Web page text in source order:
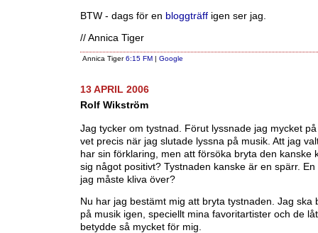
BTW - dags för en bloggträff igen ser jag.
// Annica Tiger
Annica Tiger6:15 FM | Google
13 APRIL 2006
Rolf Wikström
Jag tycker om tystnad. Förut lyssnade jag mycket
vet precis när jag slutade lyssna på musik. Att jag
har sin förklaring, men att försöka bryta den kanske
sig något positivt? Tystnaden kanske är en spärr.
jag måste kliva över?
Nu har jag bestämt mig att bryta tystnaden. Jag ska
på musik igen, speciellt mina favoritartister och de
betydde så mycket för mig.